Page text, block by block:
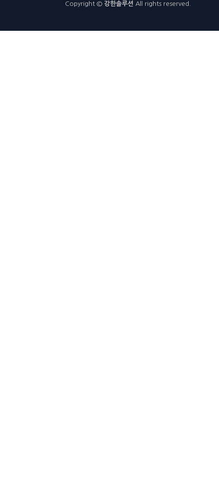
Copyright © 강한솔루션 All rights reserved.